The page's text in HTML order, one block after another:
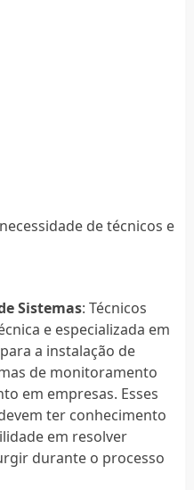
de técnicos e
Sistemas: Técnicos
e especializada em
a instalação de
de monitoramento
em empresas. Esses
ter conhecimento
em resolver
durante o processo